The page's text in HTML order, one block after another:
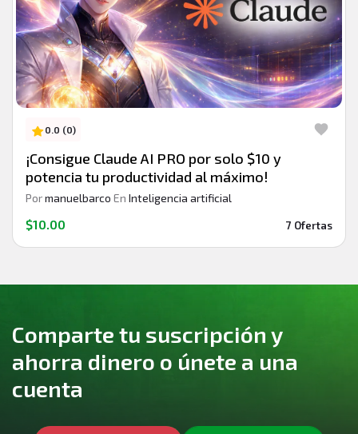
0.0 (0)
¡Consigue Claude AI PRO por solo $10 y
potencia tu productividad al máximo!
Pormanuelbarco En Inteligencia artificial
$10.00 7 Ofertas
Comparte tu suscripción y
ahorra dinero o únete a una
cuenta